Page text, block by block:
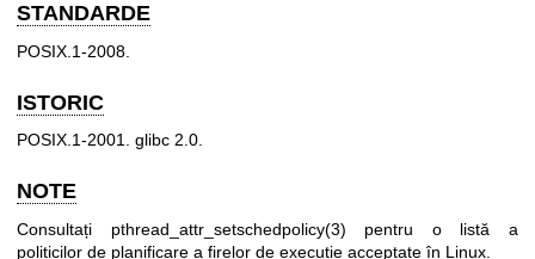
STANDARDE
POSIX.1-2008.
ISTORIC
POSIX.1-2001. glibc 2.0.
NOTE
Consultați pthread_attr_setschedpolicy(3) pentru o listă a
politicilor de planificare a firelor de execuție acceptate în Linux.